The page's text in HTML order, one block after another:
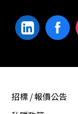
招標 / 報價公告